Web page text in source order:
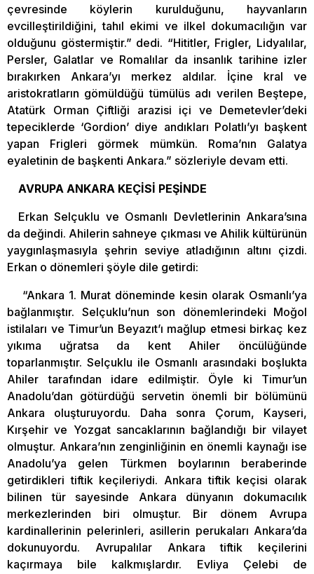
çevresinde köylerin kurulduğunu, hayvanların
evcilleştirildiğini, tahıl ekimi ve ilkel dokumacılığın var
olduğunu göstermiştir.” dedi. “Hititler, Frigler, Lidyalılar,
Persler, Galatlar ve Romalılar da insanlık tarihine izler
bırakırken Ankara’yı merkez aldılar. İçine kral ve
aristokratların gömüldüğü tümülüs adı verilen Beştepe,
Atatürk Orman Çiftliği arazisi içi ve Demetevler’deki
tepeciklerde ‘Gordion’ diye andıkları Polatlı’yı başkent
yapan Frigleri görmek mümkün. Roma’nın Galatya
eyaletinin de başkenti Ankara.” sözleriyle devam etti.
AVRUPA ANKARA KEÇİSİ PEŞİNDE
Erkan Selçuklu ve Osmanlı Devletlerinin Ankara’sına
da değindi. Ahilerin sahneye çıkması ve Ahilik kültürünün
yaygınlaşmasıyla şehrin seviye atladığının altını çizdi.
Erkan o dönemleri şöyle dile getirdi:
“Ankara 1. Murat döneminde kesin olarak Osmanlı’ya
bağlanmıştır. Selçuklu’nun son dönemlerindeki Moğol
istilaları ve Timur’un Beyazıt’ı mağlup etmesi birkaç kez
yıkıma uğratsa da kent Ahiler öncülüğünde
toparlanmıştır. Selçuklu ile Osmanlı arasındaki boşlukta
Ahiler tarafından idare edilmiştir. Öyle ki Timur’un
Anadolu’dan götürdüğü servetin önemli bir bölümünü
Ankara oluşturuyordu. Daha sonra Çorum, Kayseri,
Kırşehir ve Yozgat sancaklarının bağlandığı bir vilayet
olmuştur. Ankara’nın zenginliğinin en önemli kaynağı ise
Anadolu’ya gelen Türkmen boylarının beraberinde
getirdikleri tiftik keçileriydi. Ankara tiftik keçisi olarak
bilinen tür sayesinde Ankara dünyanın dokumacılık
merkezlerinden biri olmuştur. Bir dönem Avrupa
kardinallerinin pelerinleri, asillerin perukaları Ankara’da
dokunuyordu. Avrupalılar Ankara tiftik keçilerini
kaçırmaya bile kalkmışlardır. Evliya Çelebi de